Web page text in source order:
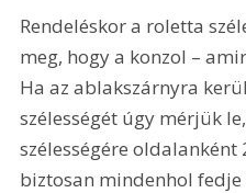
Rendeléskor a roletta
meg, hogy a konzol –
Ha az ablakszárnyra
szélességét úgy mérjük
szélességére
biztosan mindenhol fedje